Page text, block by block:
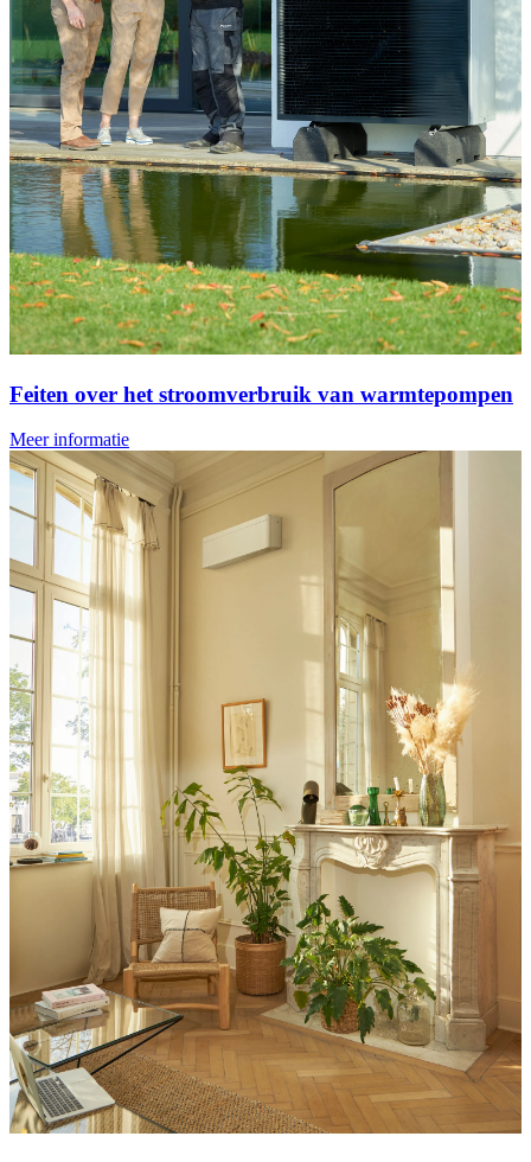
Feiten over het stroomverbruik van warmtepompen
Meer informatie